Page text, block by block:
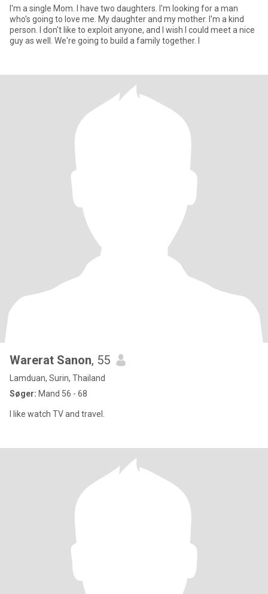
I'm a single Mom. I have two daughters. I'm looking for a man
who's going to love me. My daughter and my mother. I'm a kind
person. I don't like to exploit anyone, and I wish I could meet a nice
guy as well. We're going to build a family together. I
Warerat Sanon, 55
Lamduan, Surin, Thailand
Søger: Mand 56 - 68
I like watch TV and travel.